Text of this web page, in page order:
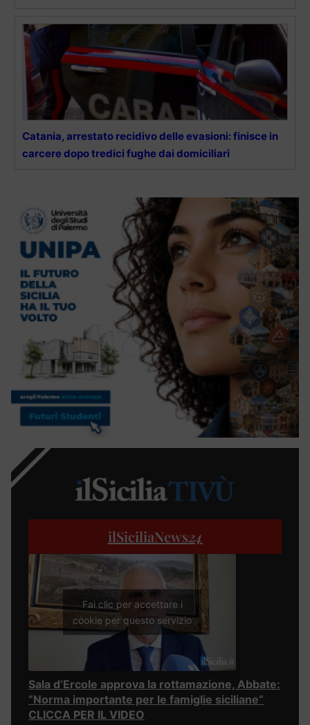
Catania, arrestato recidivo delle evasioni: finisce in
carcere dopo tredici fughe dai domiciliari
ilSiciliaNews24
Fai clic per accettare i
cookie per questo servizio
Sala d’Ercole approva la rottamazione, Abbate:
“Norma importante per le famiglie siciliane”
CLICCA PER IL VIDEO